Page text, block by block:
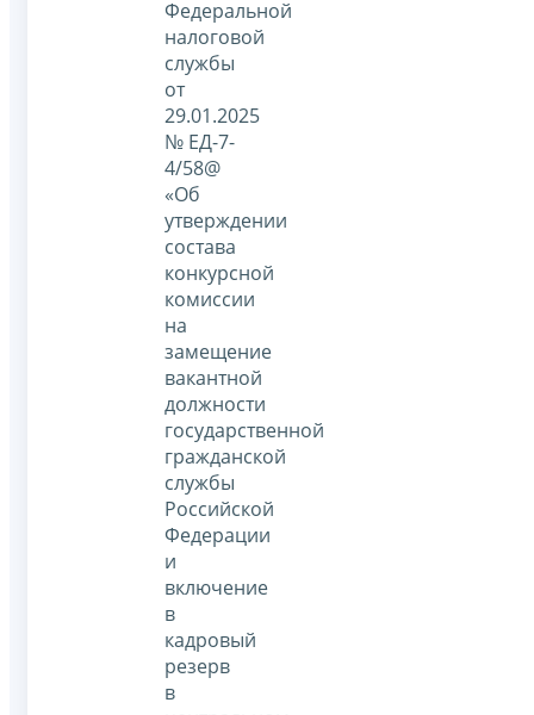
Федеральной
налоговой
службы
от
29.01.2025
№ ЕД-7-
4/58@
«Об
утверждении
состава
конкурсной
комиссии
на
замещение
вакантной
должности
государственной
гражданской
службы
Российской
Федерации
и
включение
в
кадровый
резерв
в